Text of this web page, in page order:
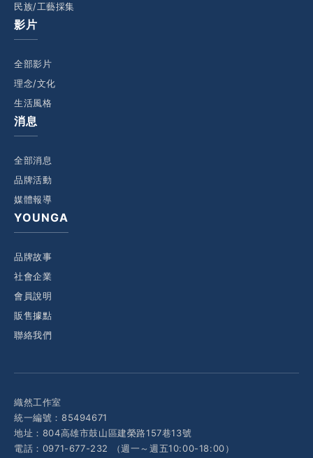
民族/工藝採集
影片
全部影片
理念/文化
生活風格
消息
全部消息
品牌活動
媒體報導
YOUNGA
品牌故事
社會企業
會員說明
販售據點
聯絡我們
織然工作室
統一編號：85494671
地址：804高雄市鼓山區建榮路157巷13號
電話：0971-677-232 （週一～週五10:00-18:00）